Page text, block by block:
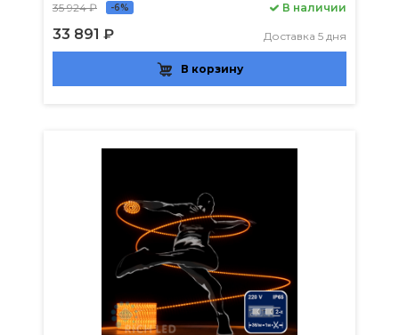
35 924 ₽ -6%
33 891 ₽
В наличии
Доставка 5 дня
В корзину